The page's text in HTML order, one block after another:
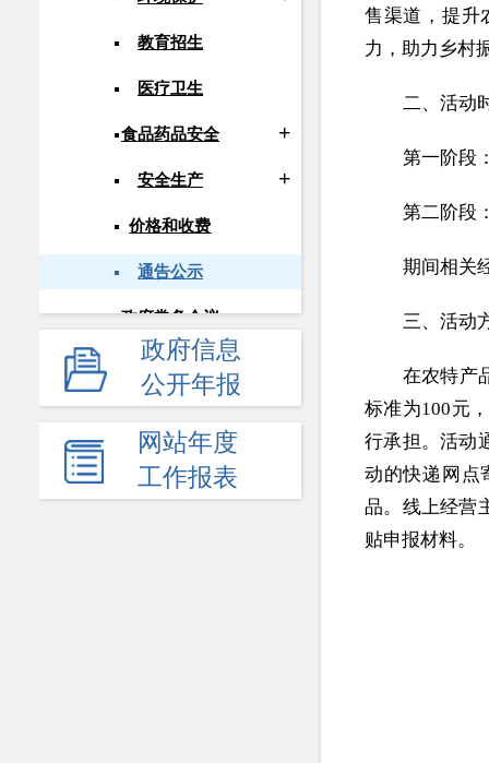
教育招生
医疗卫生
食品药品安全
安全生产
价格和收费
通告公示
政府常务会议
人事信息
应急管理
新闻发布会
热点回应
政府信息
公开年报
网站年度
工作报表
售渠道，提升
力，助力乡村
二、活动
第一阶段
第二阶段
期间相关
三、活动
在农特产
标准为100元
行承担。活动
动的快递网点
品。线上经营
贴申报材料。